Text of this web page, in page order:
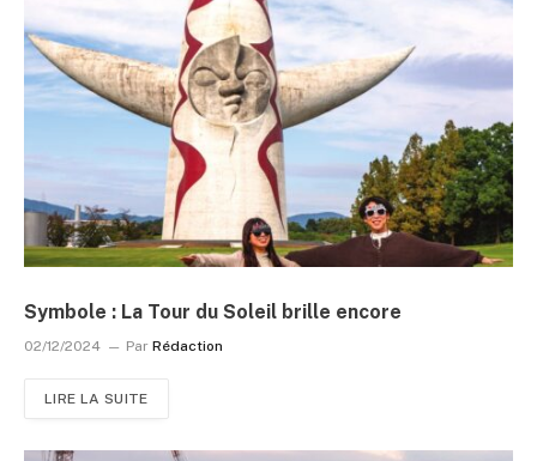
Symbole : La Tour du Soleil brille encore
02/12/2024 Par Rédaction
LIRE LA SUITE